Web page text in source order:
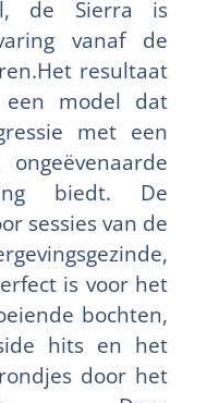
de Sierra is
vanaf de
resultaat
model dat
met een
biedt. De
sessies van de
is voor het
bochten,
hits en het
door het